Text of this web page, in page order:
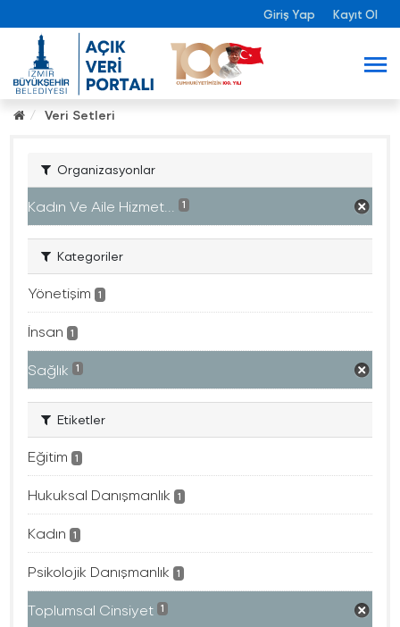
Giriş Yap Kayıt Ol
Veri Setleri
Organizasyonlar
Kadın Ve Aile Hizmet... 1
Kategoriler
Yönetişim 1
İnsan 1
Sağlık 1
Etiketler
Eğitim 1
Hukuksal Danışmanlık 1
Kadın 1
Psikolojik Danışmanlık 1
Toplumsal Cinsiyet 1